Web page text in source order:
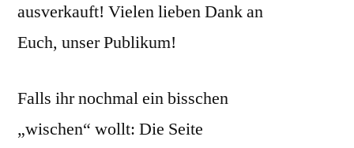
ausverkauft! Vielen lieben Dank an
Euch, unser Publikum!
Falls ihr nochmal ein bisschen
„wischen“ wollt: Die Seite